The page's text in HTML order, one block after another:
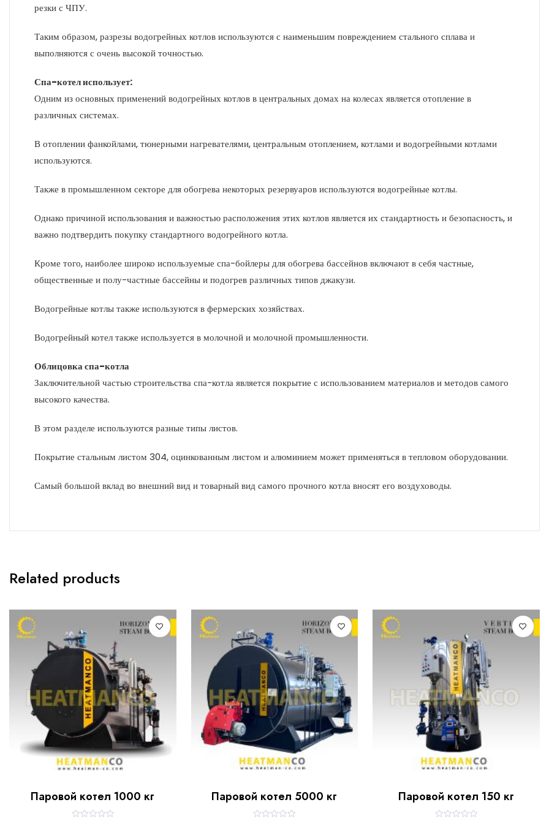
резки с ЧПУ.
Таким образом, разрезы водогрейных котлов используются с наименьшим повреждением стального сплава и
выполняются с очень высокой точностью.
Спа-котел использует:
Одним из основных применений водогрейных котлов в центральных домах на колесах является отопление в
различных системах.
В отоплении фанкойлами, тюнерными нагревателями, центральным отоплением, котлами и водогрейными котлами
используются.
Также в промышленном секторе для обогрева некоторых резервуаров используются водогрейные котлы.
Однако причиной использования и важностью расположения этих котлов является их стандартность и безопасность, и
важно подтвердить покупку стандартного водогрейного котла.
Кроме того, наиболее широко используемые спа-бойлеры для обогрева бассейнов включают в себя частные,
общественные и полу-частные бассейны и подогрев различных типов джакузи.
Водогрейные котлы также используются в фермерских хозяйствах.
Водогрейный котел также используется в молочной и молочной промышленности.
Облицовка спа-котла
Заключительной частью строительства спа-котла является покрытие с использованием материалов и методов самого
высокого качества.
В этом разделе используются разные типы листов.
Покрытие стальным листом 304, оцинкованным листом и алюминием может применяться в тепловом оборудовании.
Самый большой вклад во внешний вид и товарный вид самого прочного котла вносят его воздуховоды.
Related products
Паровой котел 1000 кг Паровой котел 5000 кг Паровой котел 150 кг